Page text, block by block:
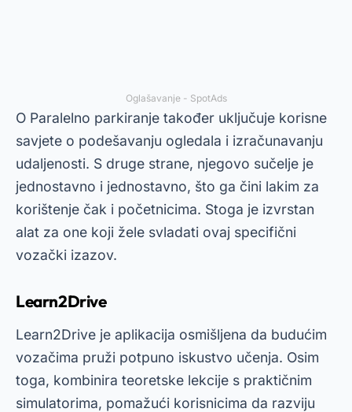
Oglašavanje - SpotAds
O Paralelno parkiranje također uključuje korisne
savjete o podešavanju ogledala i izračunavanju
udaljenosti. S druge strane, njegovo sučelje je
jednostavno i jednostavno, što ga čini lakim za
korištenje čak i početnicima. Stoga je izvrstan
alat za one koji žele svladati ovaj specifični
vozački izazov.
Learn2Drive
Learn2Drive je aplikacija osmišljena da budućim
vozačima pruži potpuno iskustvo učenja. Osim
toga, kombinira teoretske lekcije s praktičnim
simulatorima, pomažući korisnicima da razviju